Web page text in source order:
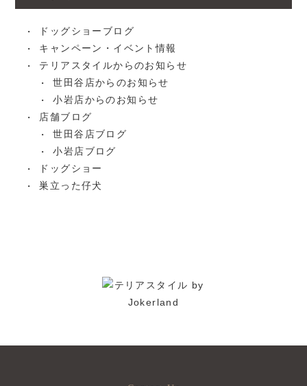
ドッグショーブログ
キャンペーン・イベント情報
テリアスタイルからのお知らせ
世田谷店からのお知らせ
小岩店からのお知らせ
店舗ブログ
世田谷店ブログ
小岩店ブログ
ドッグショー
巣立った仔犬